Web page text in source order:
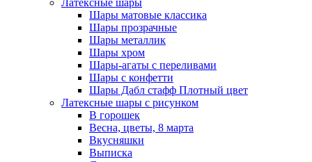
Латексные шары
Шары матовые классика
Шары прозрачные
Шары металлик
Шары хром
Шары-агаты с переливами
Шары с конфетти
Шары Дабл стафф Плотный цвет
Латексные шары с рисунком
В горошек
Весна, цветы, 8 марта
Вкусняшки
Выписка